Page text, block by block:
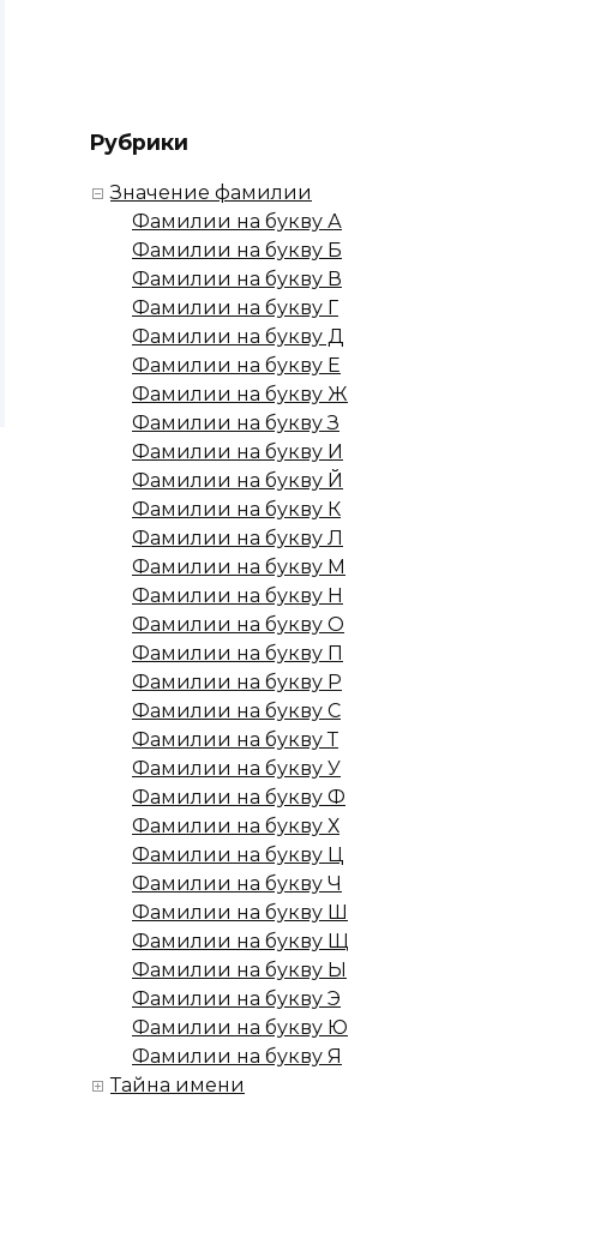
Рубрики
Значение фамилии
Фамилии на букву А
Фамилии на букву Б
Фамилии на букву В
Фамилии на букву Г
Фамилии на букву Д
Фамилии на букву Е
Фамилии на букву Ж
Фамилии на букву З
Фамилии на букву И
Фамилии на букву Й
Фамилии на букву К
Фамилии на букву Л
Фамилии на букву М
Фамилии на букву Н
Фамилии на букву О
Фамилии на букву П
Фамилии на букву Р
Фамилии на букву С
Фамилии на букву Т
Фамилии на букву У
Фамилии на букву Ф
Фамилии на букву Х
Фамилии на букву Ц
Фамилии на букву Ч
Фамилии на букву Ш
Фамилии на букву Щ
Фамилии на букву Ы
Фамилии на букву Э
Фамилии на букву Ю
Фамилии на букву Я
Тайна имени